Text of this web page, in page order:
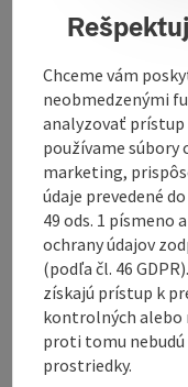
Guided tours all
Duration of the
Contact
Opening hours
Arrival
Chceme vám
neobmedzenými
analyzovať
používame súbory
marketing,
údaje prevedené
49 ods. 1 písmeno
ochrany údajov
(podľa čl. 46
získajú prístup k
kontrolných alebo
proti tomu nebudú
prostriedky.